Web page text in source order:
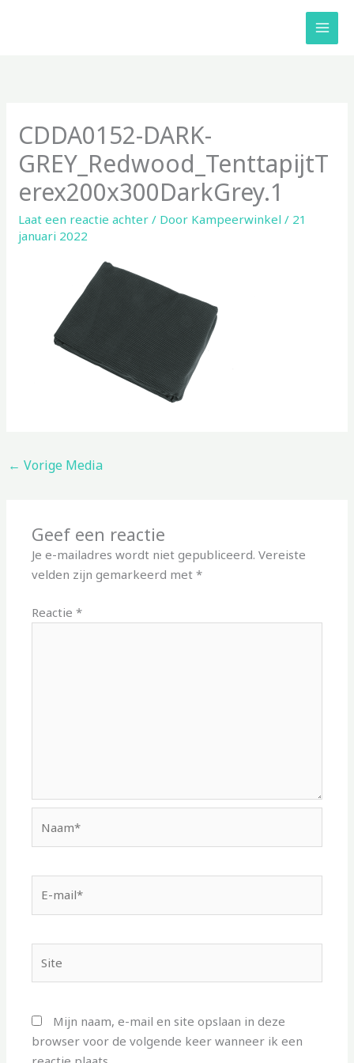
CDDA0152-DARK-
GREY_Redwood_TenttapijtT
erex200x300DarkGrey.1
Laat een reactie achter / Door Kampeerwinkel/ 21
januari 2022
← Vorige Media
Geef een reactie
Je e-mailadres wordt niet gepubliceerd. Vereiste
velden zijn gemarkeerd met*
Reactie*
mail*
Mijn naam, e-mail en site opslaan in deze
browser voor de volgende keer wanneer ik een